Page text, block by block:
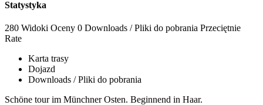
Statystyka
280 Widoki Oceny 0 Downloads / Pliki do pobrania Przeciętnie
Rate
Karta trasy
Dojazd
Downloads / Pliki do pobrania
Schöne tour im Münchner Osten. Beginnend in Haar.